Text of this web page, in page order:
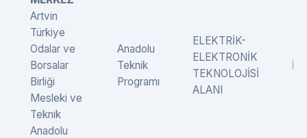
Artvin
Türkiye
Odalar ve
Borsalar
Birliği
Mesleki ve
Teknik
Anadolu
Anadolu
Teknik
Programı
ELEKTRİK-
ELEKTRONİK
TEKNOLOJİSİ
ALANI